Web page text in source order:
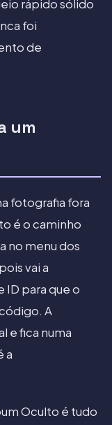
rápido sólido
foi
de
um
fotografia fora
é o caminho
no menu dos
vai a
ID para que o
A
e fica numa
a
Oculto é tudo